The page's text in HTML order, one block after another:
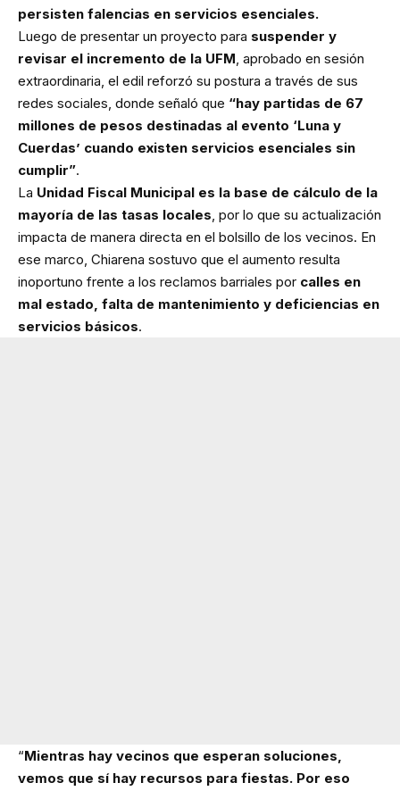
persisten falencias en servicios esenciales.
Luego de presentar un proyecto para suspender y
revisar el incremento de la UFM, aprobado en sesión
extraordinaria, el edil reforzó su postura a través de sus
redes sociales, donde señaló que “hay partidas de 67
millones de pesos destinadas al evento ‘Luna y
Cuerdas’ cuando existen servicios esenciales sin
cumplir”.
La Unidad Fiscal Municipal es la base de cálculo de la
mayoría de las tasas locales, por lo que su actualización
impacta de manera directa en el bolsillo de los vecinos. En
ese marco, Chiarena sostuvo que el aumento resulta
inoportuno frente a los reclamos barriales por calles en
mal estado, falta de mantenimiento y deficiencias en
servicios básicos.
“Mientras hay vecinos que esperan soluciones,
vemos que sí hay recursos para fiestas. Por eso